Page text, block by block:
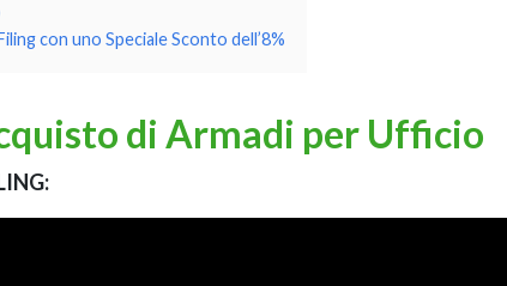
con uno Speciale Sconto dell’8%
di Armadi per Ufficio